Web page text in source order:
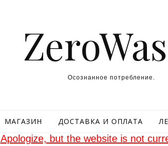
Осознанное потребление.
МАГАЗИН ДОСТАВКА И ОПЛАТА
Apologize, but the website is not